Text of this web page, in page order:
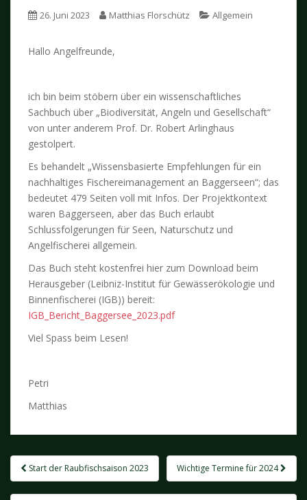
26. Juni 2023 Matthias Florschütz Allgemein
Hallo Angelfreunde,
ich bin beim stöbern über ein wissenschaftliches
Sachbuch über „Biodiversität, Angeln und Gesellschaft“
von unter anderem Prof. Dr. Robert Arlinghaus
gestolpert.
Es behandelt „Wissensbasierte Empfehlungen für ein
nachhaltiges Fischereimanagement an Baggerseen“; das
bedeutet 479 Seiten voll mit Infos. Der Projektkontext
waren Baggerseen, aber das Buch erlaubt
Schlussfolgerungen für Seen, Naturschutz und
Angelfischerei allgemein.
Das Buch steht kostenfrei hier zum Download beim
Herausgeber (Leibniz-Institut für Gewässerökologie und
Binnenfischerei (IGB)) bereit:
IGB_Bericht_Baggersee_2023.pdf
Viel Spass beim Lesen!
Petri
Matthias
Beitragsnavigation
Start der Raubfischsaison 2023 Wichtige Termine für 2024